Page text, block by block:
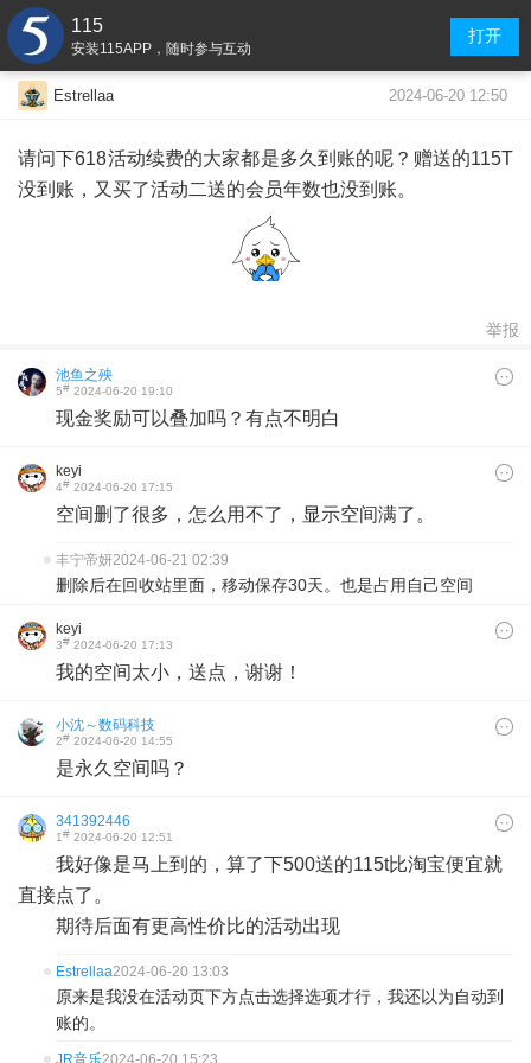
115
安装115APP，随时参与互动
打开
Estrellaa 2024-06-20 12:50
请问下618活动续费的大家都是多久到账的呢？赠送的115T
没到账，又买了活动二送的会员年数也没到账。
举报
池鱼之殃
5# 2024-06-20 19:10
现金奖励可以叠加吗？有点不明白
keyi
4# 2024-06-20 17:15
空间删了很多，怎么用不了，显示空间满了。
丰宁帝妍2024-06-21 02:39
删除后在回收站里面，移动保存30天。也是占用自己空间
keyi
3# 2024-06-20 17:13
我的空间太小，送点，谢谢！
小沈～数码科技
2# 2024-06-20 14:55
是永久空间吗？
341392446
1# 2024-06-20 12:51
我好像是马上到的，算了下500送的115t比淘宝便宜就
直接点了。
期待后面有更高性价比的活动出现
Estrellaa2024-06-20 13:03
原来是我没在活动页下方点击选择选项才行，我还以为自动到
账的。
JR音乐2024-06-20 15:23